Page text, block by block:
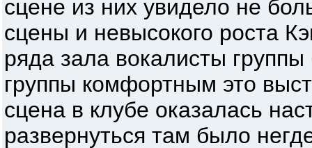
сцене из них увидело не
сцены и невысокого роста
ряда зала вокалисты
группы комфортным это
сцена в клубе оказалась
развернуться там было